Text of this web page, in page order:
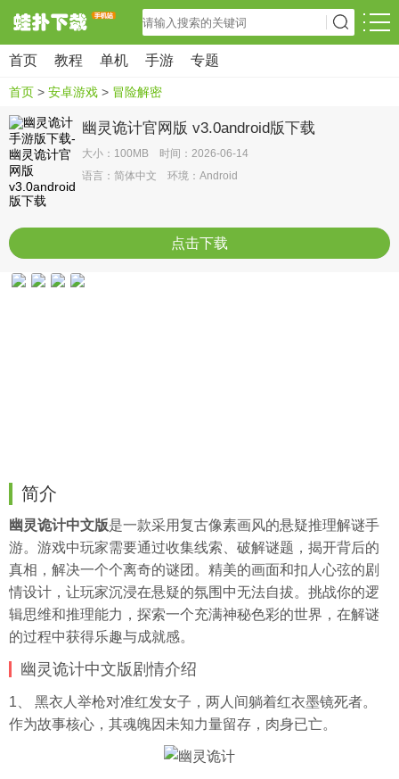
首页 教程 单机 手游 专题
首页 > 安卓游戏 > 冒险解密
幽灵诡计官网版 v3.0android版下载
大小：100MB 时间：2026-06-14
语言：简体中文 环境：Android
点击下载
简介
幽灵诡计中文版是一款采用复古像素画风的悬疑推理解谜手
游。游戏中玩家需要通过收集线索、破解谜题，揭开背后的
真相，解决一个个离奇的谜团。精美的画面和扣人心弦的剧
情设计，让玩家沉浸在悬疑的氛围中无法自拔。挑战你的逻
辑思维和推理能力，探索一个充满神秘色彩的世界，在解谜
的过程中获得乐趣与成就感。
幽灵诡计中文版剧情介绍
1、 黑衣人举枪对准红发女子，两人间躺着红衣墨镜死者。
作为故事核心，其魂魄因未知力量留存，肉身已亡。